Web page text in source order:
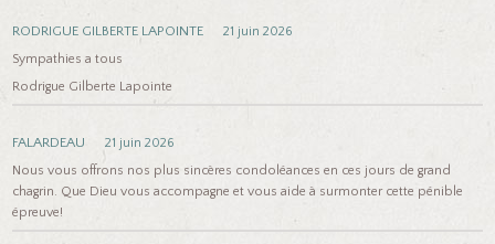
RODRIGUE GILBERTE LAPOINTE
21 juin 2026
Sympathies a tous
Rodrigue Gilberte Lapointe
FALARDEAU
21 juin 2026
Nous vous offrons nos plus sincères condoléances en ces jours de grand
chagrin. Que Dieu vous accompagne et vous aide à surmonter cette pénible
épreuve!